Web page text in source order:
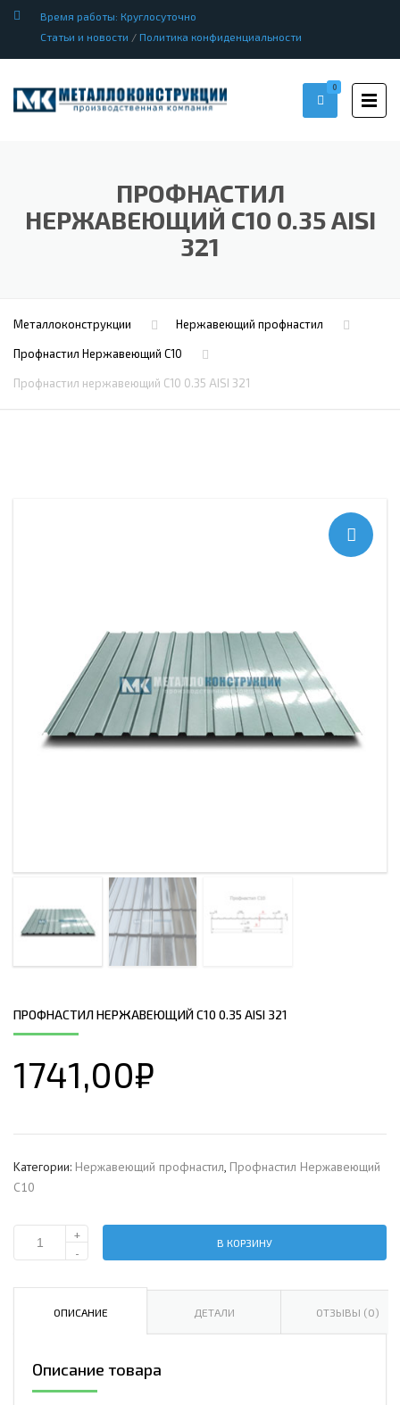
Время работы: Круглосуточно
Статьи и новости / Политика конфиденциальности
0
ПРОФНАСТИЛ
НЕРЖАВЕЮЩИЙ С10 0.35 AISI
321
Металлоконструкции Нержавеющий профнастил
Профнастил Hержавеющий С10
Профнастил нержавеющий С10 0.35 AISI 321
ПРОФНАСТИЛ НЕРЖАВЕЮЩИЙ С10 0.35 AISI 321
1741,00₽
Категории: Нержавеющий профнастил Профнастил Hержавеющий
С10
Количество
нержавеющий
321
+
-
В КОРЗИНУ
ОПИСАНИЕ ДЕТАЛИ ОТЗЫВЫ (0)
Описание товара